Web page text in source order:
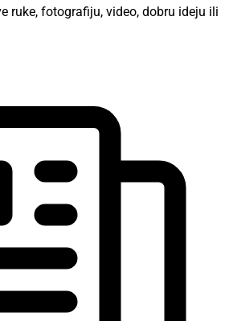
ruke, fotografiju, video, dobru ideju ili